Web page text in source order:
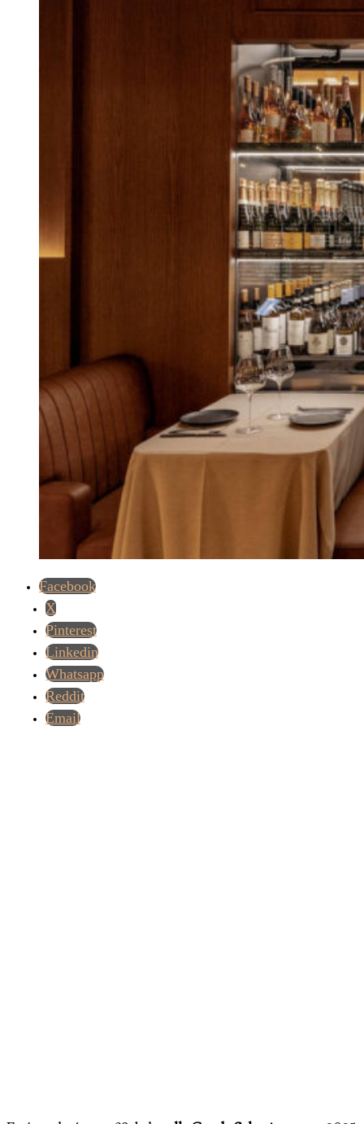
Facebook
X
Pinterest
Linkedin
Whatsapp
Reddit
Email